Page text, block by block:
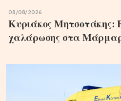
08/08/2026
Κυριάκος Μητσοτάκης:
χαλάρωσης στα